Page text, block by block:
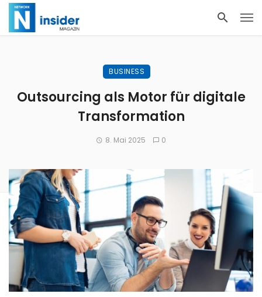
BUSINESS
Outsourcing als Motor für digitale
Transformation
8. Mai 2025 0